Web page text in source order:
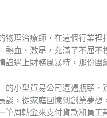
物理治療師，在這個行業
血、激昂，充滿了不屈不
遇上財務風暴時，那份團
的小型貿易公司遭遇瓶頸
談，從家庭回憶到創業夢
筆周轉金來支付貨款和員